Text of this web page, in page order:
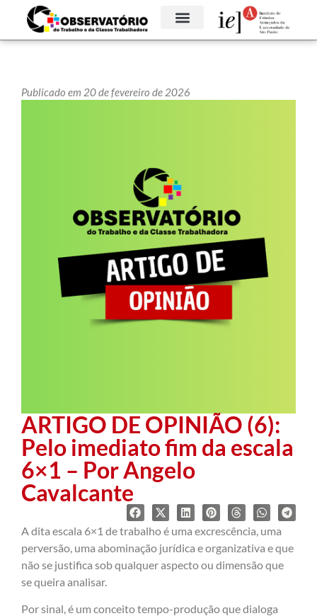
Publicado em 20 de fevereiro de 2026
ARTIGO DE OPINIÃO (6):
Pelo imediato fim da escala
6×1 – Por Angelo
Cavalcante
A dita escala 6×1 de trabalho é uma excrescência, uma
perversão, uma abominação jurídica e organizativa e que
não se justifica sob qualquer aspecto ou dimensão que
se queira analisar.
Por sinal, é um conceito tempo-produção que dialoga